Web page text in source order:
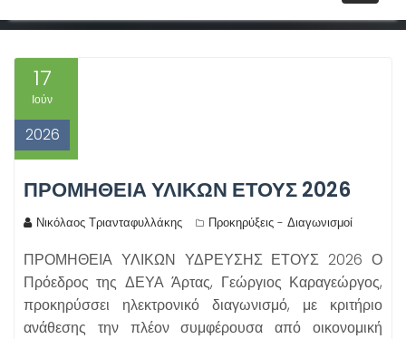
17
Ιούν
2026
ΠΡΟΜΗΘΕΙΑ ΥΛΙΚΩΝ ΕΤΟΥΣ 2026
Νικόλαος Τριανταφυλλάκης Προκηρύξεις - Διαγωνισμοί
ΠΡΟΜΗΘΕΙΑ ΥΛΙΚΩΝ ΥΔΡΕΥΣΗΣ ΕΤΟΥΣ 2026 Ο
Πρόεδρος της ΔΕΥΑ Άρτας, Γεώργιος Καραγεώργος,
προκηρύσσει ηλεκτρονικό διαγωνισμό, με κριτήριο
ανάθεσης την πλέον συμφέρουσα από οικονομική